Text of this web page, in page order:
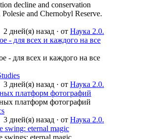
decline and conservation
Polesie and Chernobyl Reserve.
2 дней(я) назад · от Наука 2.0.
- для всех и каждого на все
- для всех и каждого на все
3 дней(я) назад · от Наука 2.0.
платформ фотографий
платформ фотографий
3 дней(я) назад · от Наука 2.0.
swing: eternal magic
swings: eternal magic